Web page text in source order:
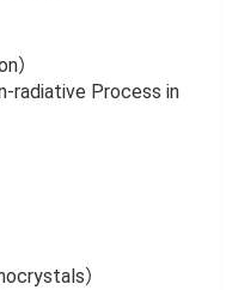
）
radiative Process in
）